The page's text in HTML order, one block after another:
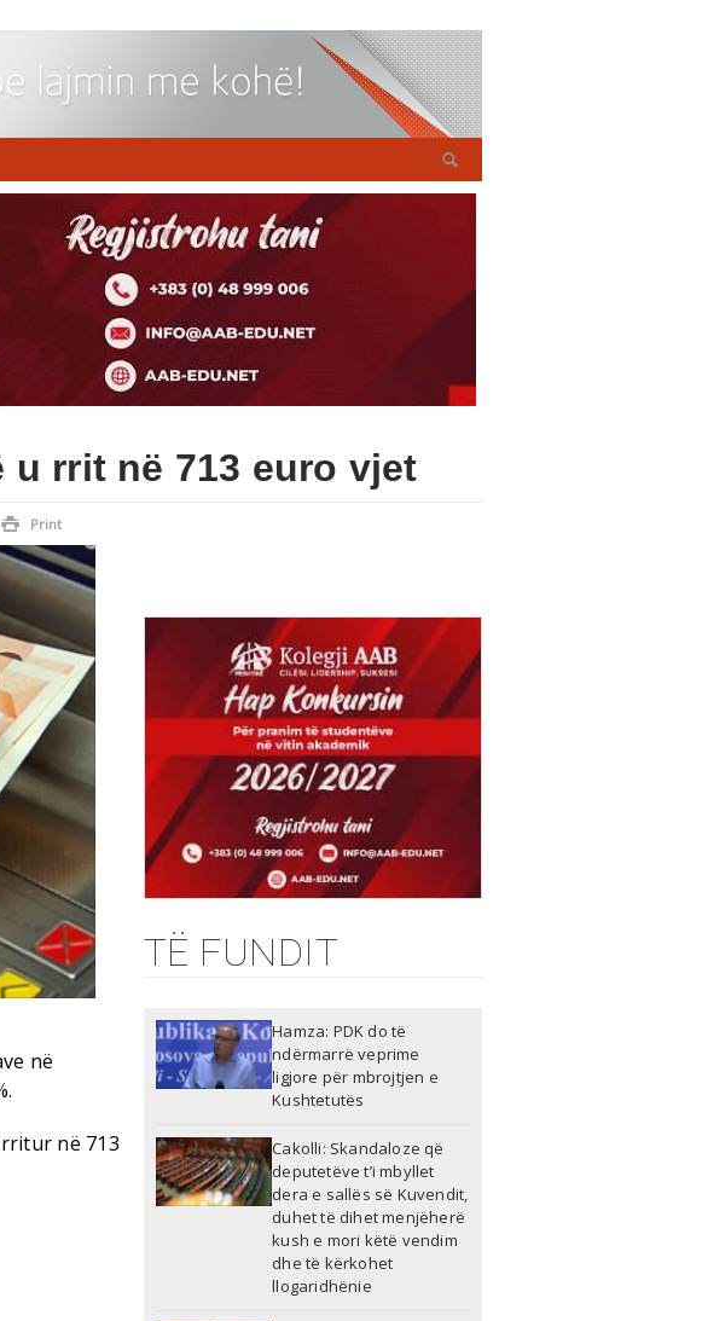
u rrit në 713 euro vjet
 Print
në
në 713
TË FUNDIT
Hamza: PDK do të
ndërmarrë veprime
ligjore për mbrojtjen e
Kushtetutës
Cakolli: Skandaloze që
deputetëve t’i mbyllet
dera e sallës së Kuvendit,
duhet të dihet menjëherë
kush e mori këtë vendim
dhe të kërkohet
llogaridhënie